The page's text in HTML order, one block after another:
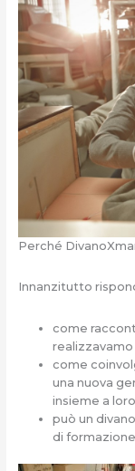
Perché
Innanzitutto
come
come
una nuova
insieme a
può un
di formazione